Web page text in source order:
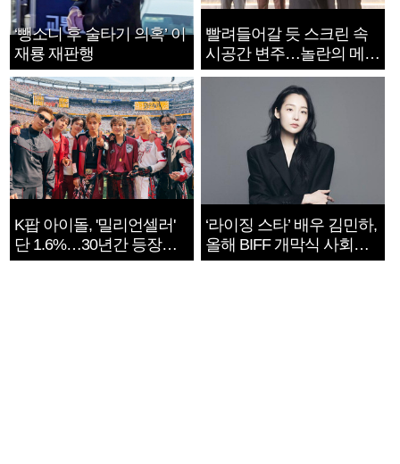
‘뺑소니 후 술타기 의혹’ 이
재룡 재판행
빨려들어갈 듯 스크린 속
시공간 변주…놀란의 메시
지는 ‘전쟁 속죄’
K팝 아이돌, '밀리언셀러'
단 1.6%…30년간 등장
1182개팀 전수조사
‘라이징 스타’ 배우 김민하,
올해 BIFF 개막식 사회자
확정